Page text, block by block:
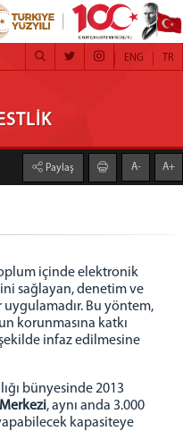
TR
ENG
Paylaş A- A+
içinde elektronik
sağlayan, denetim ve
Bu yöntem,
korunmasına katkı
infaz edilmesine
bünyesinde 2013
, aynı anda 3.000
kapasiteye